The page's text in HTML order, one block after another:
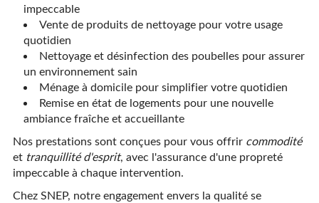
impeccable
Vente de produits de nettoyage pour votre usage
quotidien
Nettoyage et désinfection des poubelles pour assurer
un environnement sain
Ménage à domicile pour simplifier votre quotidien
Remise en état de logements pour une nouvelle
ambiance fraîche et accueillante
Nos prestations sont conçues pour vous offrir commodité
et tranquillité d'esprit, avec l'assurance d'une propreté
impeccable à chaque intervention.
Chez SNEP, notre engagement envers la qualité se